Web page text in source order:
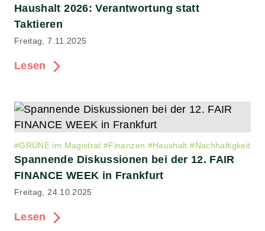
Haushalt 2026: Verantwortung statt
Taktieren
Freitag, 7.11.2025
Lesen
#GRÜNE im Magistrat #Finanzen #Haushalt #Nachhaltigkeit
Spannende Diskussionen bei der 12. FAIR
FINANCE WEEK in Frankfurt
Freitag, 24.10.2025
Lesen